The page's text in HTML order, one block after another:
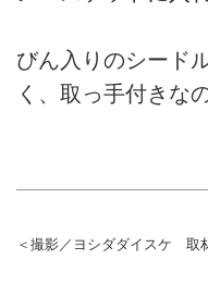
びん入りのシード
く、取っ手付きな
＜撮影／ヨシダダイスケ 取